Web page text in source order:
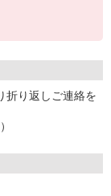
折り返しご連絡を